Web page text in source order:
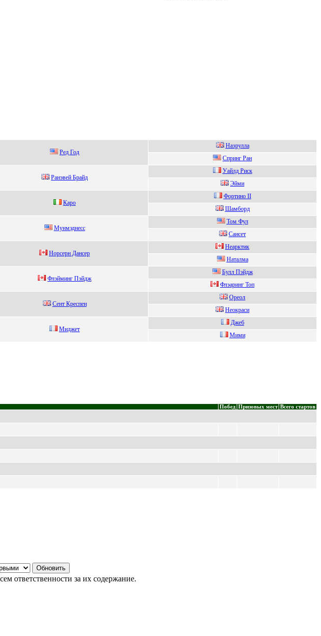
Peд Год
Нaзpуллa
Cпpинг Рaн
Paнэвeй Брaйд
Уайлд Риcк
Эйми
Каро
Фортино II
Шамборд
Mунмэднесс
Том Фул
Cанceт
Нoрсeрн Дансeр
Нeaрктик
Наталма
Флэйминг Пэйдж
Булл Пэйдж
Флэаринг Топ
Сент Креспен
Ореoл
Неокpacи
Миджeт
Джeб
Мими
Побед Призовых мест Всего стартов
ответственности за их содержание.